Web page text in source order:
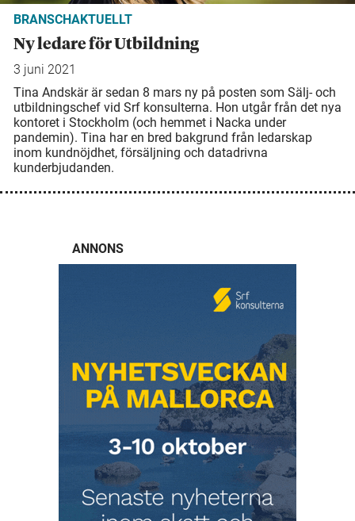
BRANSCHAKTUELLT
Ny ledare för Utbildning
3 juni 2021
Tina Andskär är sedan 8 mars ny på posten som Sälj- och
utbildningschef vid Srf konsulterna. Hon utgår från det nya
kontoret i Stockholm (och hemmet i Nacka under
pandemin). Tina har en bred bakgrund från ledarskap
inom kundnöjdhet, försäljning och datadrivna
kunderbjudanden.
ANNONS